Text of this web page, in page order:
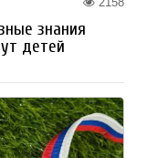
знания
детей